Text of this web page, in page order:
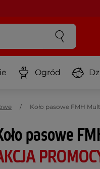
Ogród
Koło pasowe FMH
pasowe